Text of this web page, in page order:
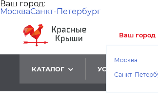
Ваш город:
МоскваСанкт-Петербург
Ваш город
Москва
Санкт-
КАТАЛОГ УСЛУГИ